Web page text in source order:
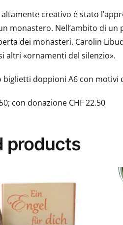
creativo è stato
monastero. Nell’ambito di
dei monasteri. Carolin
altri «ornamenti del silenzio».
doppioni A6 con motivi
con donazione CHF 22.50
products